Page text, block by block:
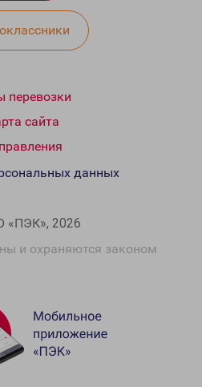
перевозки
сайта
«ПЭК», 2026
и охраняются законом
данных